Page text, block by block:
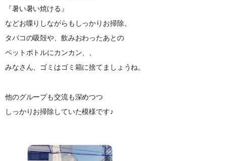
『暑い暑い焼ける』
などお喋りしながらもしっかりお掃除。
タバコの吸殻や、飲みおわったあとの
ペットボトルにカンカン、、
みなさん、ゴミはゴミ箱に捨てましょうね。
他のグループも交流も深めつつ
しっかりお掃除していた模様です♪